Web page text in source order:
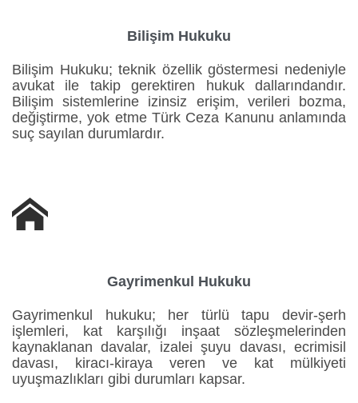
Bilişim Hukuku
Bilişim Hukuku; teknik özellik göstermesi nedeniyle
avukat ile takip gerektiren hukuk dallarındandır.
Bilişim sistemlerine izinsiz erişim, verileri bozma,
değiştirme, yok etme Türk Ceza Kanunu anlamında
suç sayılan durumlardır.

Gayrimenkul Hukuku
Gayrimenkul hukuku; her türlü tapu devir-şerh
işlemleri, kat karşılığı inşaat sözleşmelerinden
kaynaklanan davalar, izalei şuyu davası, ecrimisil
davası, kiracı-kiraya veren ve kat mülkiyeti
uyuşmazlıkları gibi durumları kapsar.